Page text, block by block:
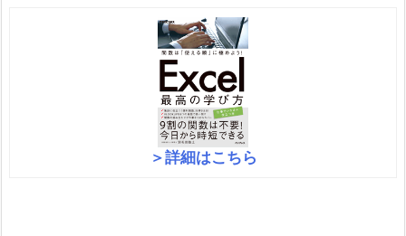
＞詳細はこちら